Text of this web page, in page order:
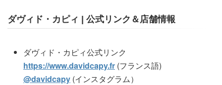
ダヴィド・カピィ | 公式リンク＆店舗情報
ダヴィド・カピィ公式リンク
https://www.davidcapy.fr (フランス語)
@davidcapy (インスタグラム）